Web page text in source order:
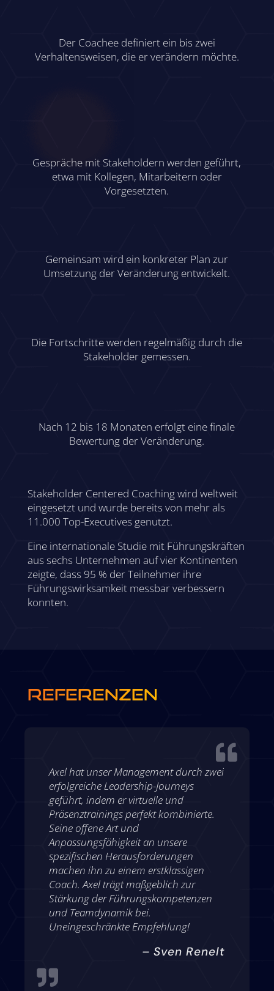
Der Coachee definiert ein bis zwei
Verhaltensweisen, die er verändern möchte.
Gespräche mit Stakeholdern werden geführt,
etwa mit Kollegen, Mitarbeitern oder
Vorgesetzten.
Gemeinsam wird ein konkreter Plan zur
Umsetzung der Veränderung entwickelt.
Die Fortschritte werden regelmäßig durch die
Stakeholder gemessen.
Nach 12 bis 18 Monaten erfolgt eine finale
Bewertung der Veränderung.
Stakeholder Centered Coaching wird weltweit
eingesetzt und wurde bereits von mehr als
11.000 Top-Executives genutzt.
Eine internationale Studie mit Führungskräften
aus sechs Unternehmen auf vier Kontinenten
zeigte, dass 95 % der Teilnehmer ihre
Führungswirksamkeit messbar verbessern
konnten.
REFERENZEN

Axel hat unser Management durch zwei
erfolgreiche Leadership-Journeys
geführt, indem er virtuelle und
Präsenztrainings perfekt kombinierte.
Seine offene Art und
Anpassungsfähigkeit an unsere
spezifischen Herausforderungen
machen ihn zu einem erstklassigen
Coach. Axel trägt maßgeblich zur
Stärkung der Führungskompetenzen
und Teamdynamik bei.
Uneingeschränkte Empfehlung!
– Sven Renelt
